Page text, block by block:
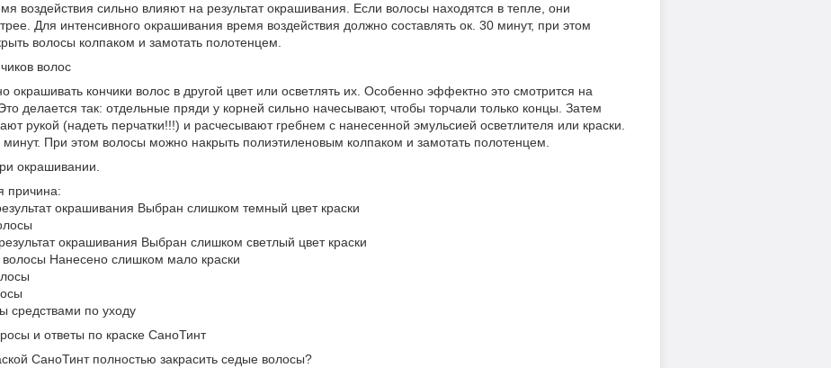
воздействия сильно влияют на результат окрашивания. Если волосы находятся в тепле, они
Для интенсивного окрашивания время воздействия должно составлять ок. 30 минут, при этом
волосы колпаком и замотать полотенцем.
волос
окрашивать кончики волос в другой цвет или осветлять их. Особенно эффектно это смотрится на
делается так: отдельные пряди у корней сильно начесывают, чтобы торчали только концы. Затем
рукой (надеть перчатки!!!) и расчесывают гребнем с нанесенной эмульсией осветлителя или краски.
При этом волосы можно накрыть полиэтиленовым колпаком и замотать полотенцем.
окрашивании.
причина:
окрашивания Выбран слишком темный цвет краски
окрашивания Выбран слишком светлый цвет краски
Нанесено слишком мало краски
средствами по уходу
и ответы по краске СаноТинт
СаноТинт полностью закрасить седые волосы?